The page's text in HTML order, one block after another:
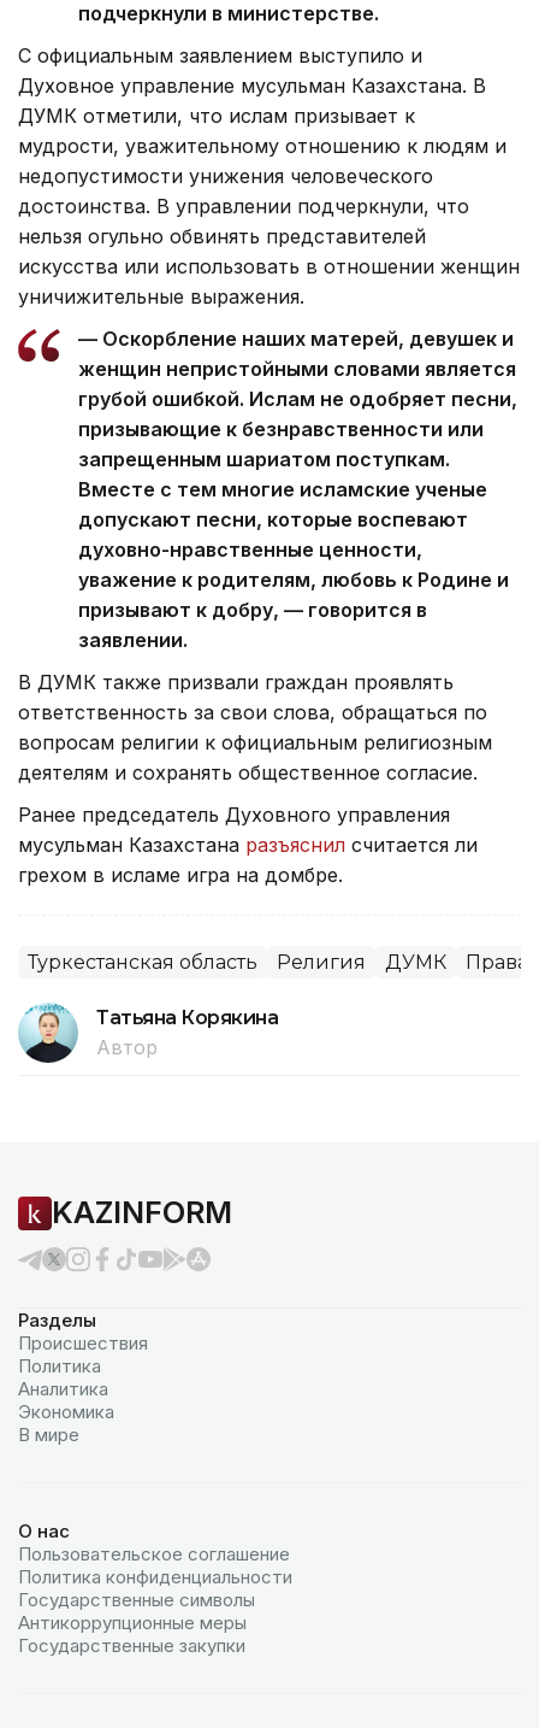
подчеркнули в министерстве.
С официальным заявлением выступило и
Духовное управление мусульман Казахстана. В
ДУМК отметили, что ислам призывает к
мудрости, уважительному отношению к людям и
недопустимости унижения человеческого
достоинства. В управлении подчеркнули, что
нельзя огульно обвинять представителей
искусства или использовать в отношении женщин
уничижительные выражения.
— Оскорбление наших матерей, девушек и
женщин непристойными словами является
грубой ошибкой. Ислам не одобряет песни,
призывающие к безнравственности или
запрещенным шариатом поступкам.
Вместе с тем многие исламские ученые
допускают песни, которые воспевают
духовно-нравственные ценности,
уважение к родителям, любовь к Родине и
призывают к добру, — говорится в
заявлении.
В ДУМК также призвали граждан проявлять
ответственность за свои слова, обращаться по
вопросам религии к официальным религиозным
деятелям и сохранять общественное согласие.
Ранее председатель Духовного управления
мусульман Казахстана разъяснил считается ли
грехом в исламе игра на домбре.
Туркестанская область Религия ДУМК Права
Татьяна Корякина
Автор
KAZINFORM
Разделы
Происшествия
Политика
Аналитика
Экономика
В мире
О нас
Пользовательское соглашение
Политика конфиденциальности
Государственные символы
Антикоррупционные меры
Государственные закупки